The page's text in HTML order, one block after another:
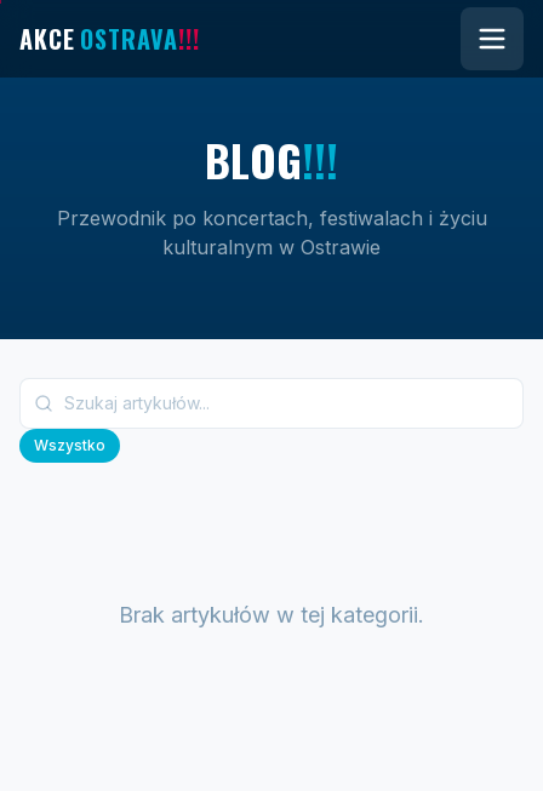
AKCE OSTRAVA!!!
BLOG!!!
Przewodnik po koncertach, festiwalach i życiu
kulturalnym w Ostrawie
Wszystko
Brak artykułów w tej kategorii.